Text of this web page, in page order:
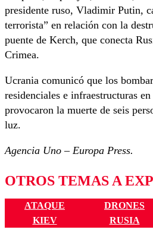
presidente ruso, Vladimir Putin,
terrorista” en relación con la
puente de Kerch, que conecta
Crimea.
Ucrania comunicó que los
residenciales e infraestructuras
provocaron la muerte de seis
luz.
Agencia Uno – Europa Press.
OTROS TEMAS A
ATAQUE DRONES
KIEV
RUSIA